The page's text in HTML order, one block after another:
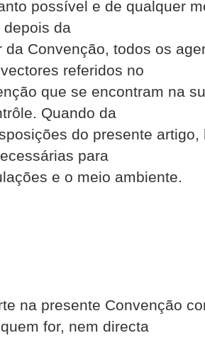
possível e de qualquer
depois da
da Convenção, todos os
referidos no
que se encontram na
Quando da
do presente
para
e o meio ambiente.
na presente Convenção
for, nem directa